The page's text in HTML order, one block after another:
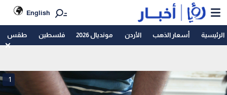
English
الرئيسية أسعار الذهب الأردن مونديال 2026 فلسطين طقس
1